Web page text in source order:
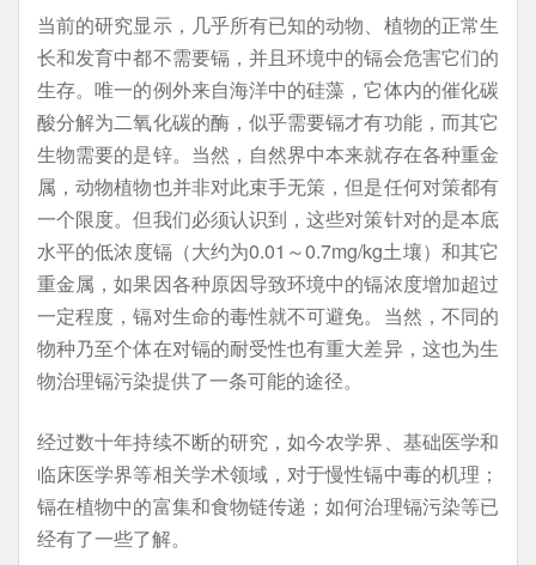
当前的研究显示，几乎所有已知的动物、植物的正常生
长和发育中都不需要镉，并且环境中的镉会危害它们的
生存。唯一的例外来自海洋中的硅藻，它体内的催化碳
酸分解为二氧化碳的酶，似乎需要镉才有功能，而其它
生物需要的是锌。当然，自然界中本来就存在各种重金
属，动物植物也并非对此束手无策，但是任何对策都有
一个限度。但我们必须认识到，这些对策针对的是本底
水平的低浓度镉（大约为0.01～0.7mg/kg土壤）和其它
重金属，如果因各种原因导致环境中的镉浓度增加超过
一定程度，镉对生命的毒性就不可避免。当然，不同的
物种乃至个体在对镉的耐受性也有重大差异，这也为生
物治理镉污染提供了一条可能的途径。
经过数十年持续不断的研究，如今农学界、基础医学和
临床医学界等相关学术领域，对于慢性镉中毒的机理；
镉在植物中的富集和食物链传递；如何治理镉污染等已
经有了一些了解。